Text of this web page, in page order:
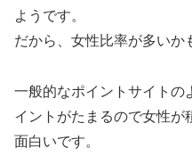
ようです。
だから、女性比率が多いか
一般的なポイントサイトの
イントがたまるので女性が
面白いです。